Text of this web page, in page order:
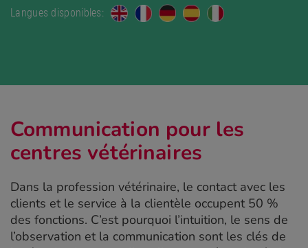
Langues disponibles:
Communication pour les
centres vétérinaires
Dans la profession vétérinaire, le contact avec les
clients et le service à la clientèle occupent 50 %
des fonctions. C’est pourquoi l’intuition, le sens de
l’observation et la communication sont les clés de